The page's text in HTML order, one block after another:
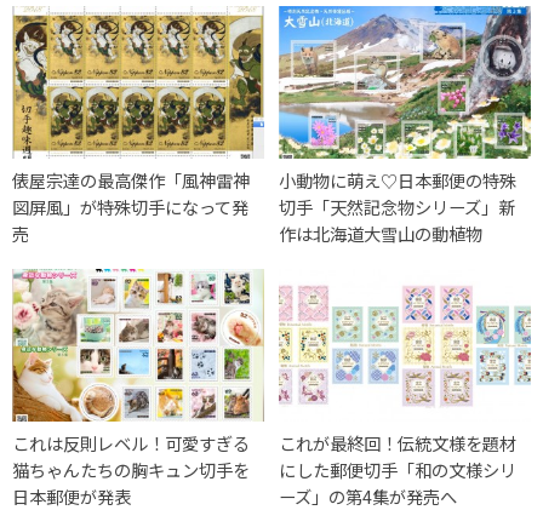
俵屋宗達の最高傑作「風神雷神
図屏風」が特殊切手になって発
売
小動物に萌え♡日本郵便の特殊
切手「天然記念物シリーズ」新
作は北海道大雪山の動植物
これは反則レベル！可愛すぎる
猫ちゃんたちの胸キュン切手を
日本郵便が発表
これが最終回！伝統文様を題材
にした郵便切手「和の文様シリ
ーズ」の第4集が発売へ